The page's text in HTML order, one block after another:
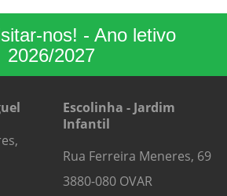
nos! - Ano letivo
2026/2027
Escolinha - Jardim
Infantil
Rua Ferreira Meneres, 69
3880-080 OVAR